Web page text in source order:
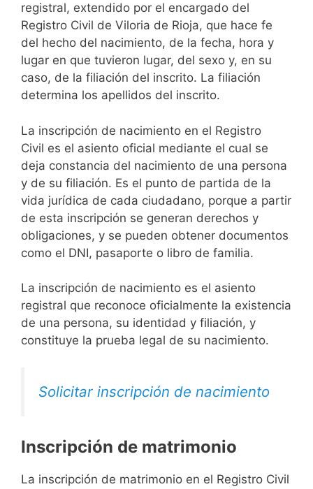
registral, extendido por el encargado del
Registro Civil de Viloria de Rioja, que hace fe
del hecho del nacimiento, de la fecha, hora y
lugar en que tuvieron lugar, del sexo y, en su
caso, de la filiación del inscrito. La filiación
determina los apellidos del inscrito.
La inscripción de nacimiento en el Registro
Civil es el asiento oficial mediante el cual se
deja constancia del nacimiento de una persona
y de su filiación. Es el punto de partida de la
vida jurídica de cada ciudadano, porque a partir
de esta inscripción se generan derechos y
obligaciones, y se pueden obtener documentos
como el DNI, pasaporte o libro de familia.
La inscripción de nacimiento es el asiento
registral que reconoce oficialmente la existencia
de una persona, su identidad y filiación, y
constituye la prueba legal de su nacimiento.
Solicitar inscripción de nacimiento
Inscripción de matrimonio
La inscripción de matrimonio en el Registro Civil